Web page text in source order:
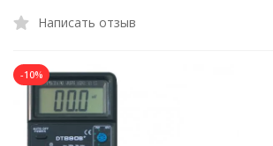
Написать отзыв
-10%